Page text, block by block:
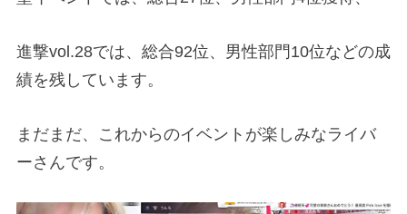
進撃vol.28では、総合92位、男性部門10位などの成
績を残しています。
まだまだ、これからのイベントが楽しみなライバ
ーさんです。